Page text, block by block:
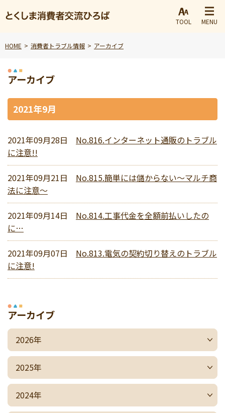
TOOL MENU
HOME 消費者トラブル情報 アーカイブ
アーカイブ
2021年9月
2021年09月28日
No.816.インターネット通販のトラブル
に注意!!
2021年09月21日
No.815.簡単には儲からない～マルチ商
法に注意～
2021年09月14日
No.814.工事代金を全額前払いしたの
に…
2021年09月07日
No.813.電気の契約切り替えのトラブル
に注意!
アーカイブ
2026年
2025年
2024年